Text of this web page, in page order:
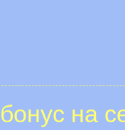
на